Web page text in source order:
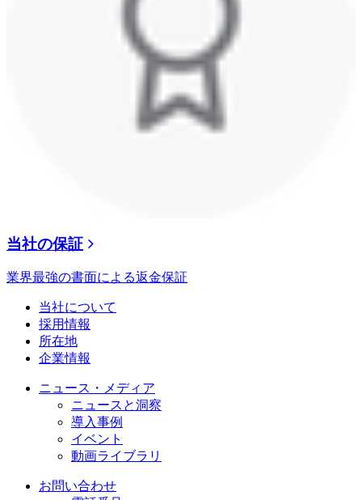
当社の保証
業界最強の書面による返金保証
当社について
採用情報
所在地
企業情報
ニュース・メディア
ニュースと洞察
導入事例
イベント
動画ライブラリ
お問い合わせ